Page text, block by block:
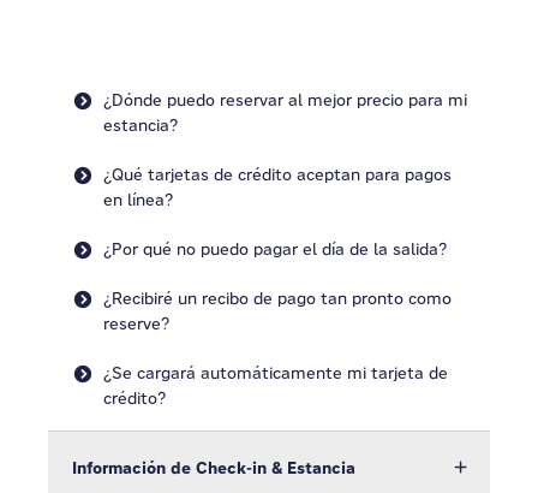
¿Dónde puedo reservar al mejor precio para mi
estancia?
¿Qué tarjetas de crédito aceptan para pagos
en línea?
¿Por qué no puedo pagar el día de la salida?
¿Recibiré un recibo de pago tan pronto como
reserve?
¿Se cargará automáticamente mi tarjeta de
crédito?
Información de Check-in & Estancia